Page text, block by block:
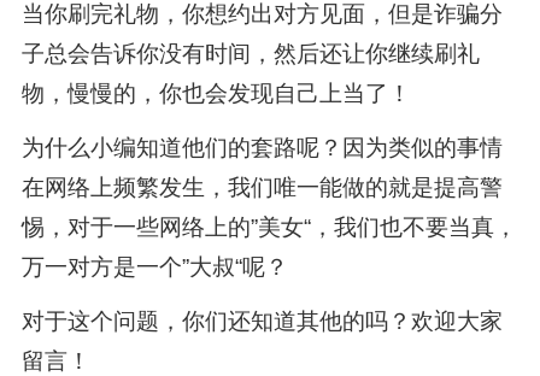
当你刷完礼物，你想约出对方见面，但是诈骗分
子总会告诉你没有时间，然后还让你继续刷礼
物，慢慢的，你也会发现自己上当了！
为什么小编知道他们的套路呢？因为类似的事情
在网络上频繁发生，我们唯一能做的就是提高警
惕，对于一些网络上的”美女“，我们也不要当真，
万一对方是一个”大叔“呢？
对于这个问题，你们还知道其他的吗？欢迎大家
留言！